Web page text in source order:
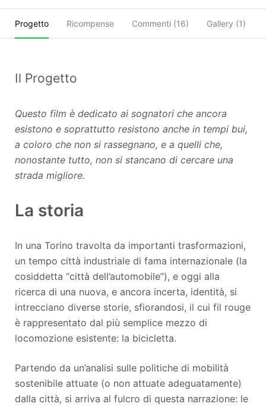
Progetto Ricompense Commenti (16) Gallery (1)
Il Progetto
Questo film è dedicato ai sognatori che ancora
esistono e soprattutto resistono anche in tempi bui,
a coloro che non si rassegnano, e a quelli che,
nonostante tutto, non si stancano di cercare una
strada migliore.
La storia
In una Torino travolta da importanti trasformazioni,
un tempo città industriale di fama internazionale (la
cosiddetta “città dell’automobile”), e oggi alla
ricerca di una nuova, e ancora incerta, identità, si
intrecciano diverse storie, sfiorandosi, il cui fil rouge
è rappresentato dal più semplice mezzo di
locomozione esistente: la bicicletta.
Partendo da un’analisi sulle politiche di mobilità
sostenibile attuate (o non attuate adeguatamente)
dalla città, si arriva al fulcro di questa narrazione: le